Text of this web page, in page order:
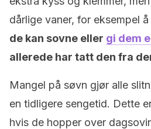
dårlige vaner, for eksempel
de kan sovne eller gi dem
allerede har tatt den fra
Mangel på søvn gjør alle
en tidligere sengetid. Dette
hvis de hopper over